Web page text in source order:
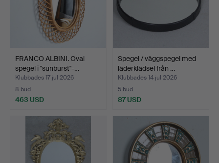
FRANCO ALBINI. Oval
spegel i ''sunburst''-…
Klubbades 17 jul 2026
8 bud
463 USD
Spegel / väggspegel med
läderklädsel från …
Klubbades 14 jul 2026
5 bud
87 USD